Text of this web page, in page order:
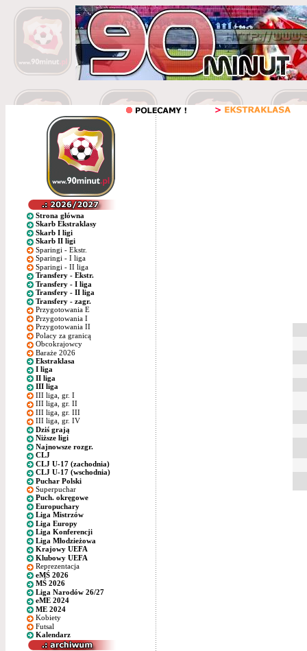
Strona główna
Skarb Ekstraklasy
Skarb I ligi
Skarb II ligi
Sparingi - Ekstr.
Sparingi - I liga
Sparingi - II liga
Transfery - Ekstr.
Transfery - I liga
Transfery - II liga
Transfery - zagr.
Przygotowania E
Przygotowania I
Przygotowania II
Polacy za granicą
Obcokrajowcy
Baraże 2026
Ekstraklasa
I liga
II liga
III liga
III liga, gr. I
III liga, gr. II
III liga, gr. III
III liga, gr. IV
Dziś grają
Niższe ligi
Najnowsze rozgr.
CLJ
CLJ U-17 (zachodnia)
CLJ U-17 (wschodnia)
Puchar Polski
Superpuchar
Puch. okręgowe
Europuchary
Liga Mistrzów
Liga Europy
Liga Konferencji
Liga Młodzieżowa
Krajowy UEFA
Klubowy UEFA
Reprezentacja
eMŚ 2026
MŚ 2026
Liga Narodów 26/27
eME 2024
ME 2024
Kobiety
Futsal
Kalendarz